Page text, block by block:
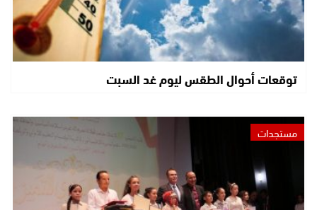
توقعات أحوال الطقس ليوم غد السبت
مستجدات